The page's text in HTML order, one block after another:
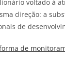
voltado à
direção: a
de
de